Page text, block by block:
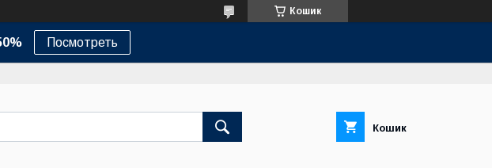
Кошик
Посмотреть
Кошик